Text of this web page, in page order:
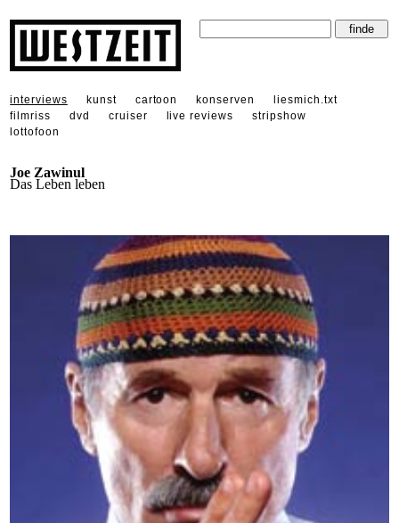
interviews kunst cartoon konserven
liesmich.txt
filmriss
dvd cruiser live reviews
stripshow
lottofoon
Joe Zawinul
Das Leben leben